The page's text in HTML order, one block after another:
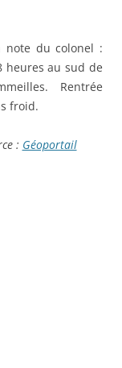
note du colonel :
heures au sud de
Rentrée
froid.
: Géoportail